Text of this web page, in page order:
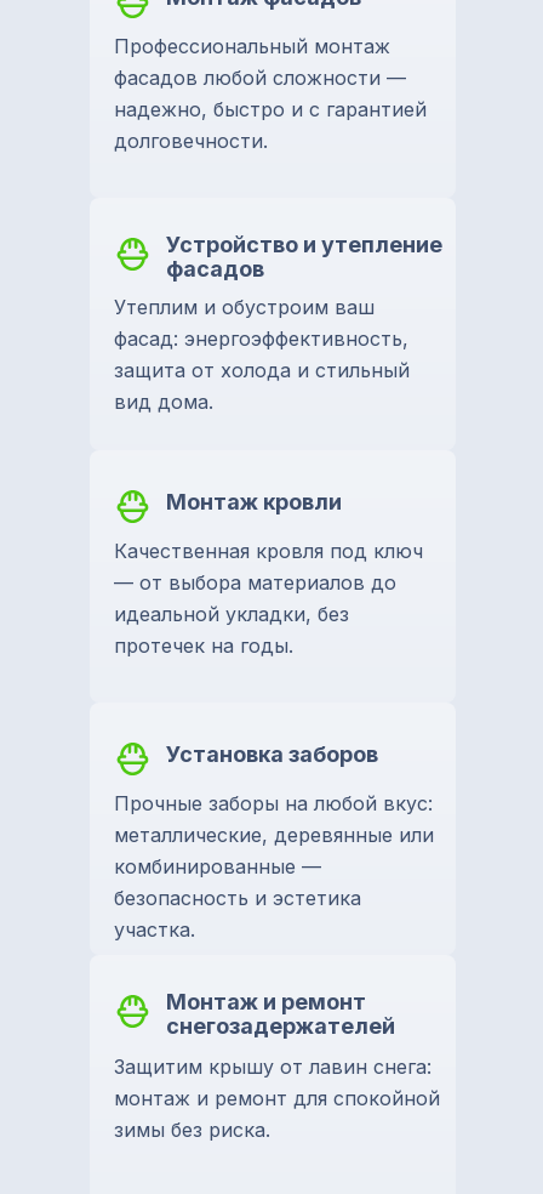
Профессиональный монтаж
фасадов любой сложности —
надежно, быстро и с гарантией
долговечности.
Устройство и утепление
фасадов
Утеплим и обустроим ваш
фасад: энергоэффективность,
защита от холода и стильный
вид дома.
Монтаж кровли
Качественная кровля под ключ
— от выбора материалов до
идеальной укладки, без
протечек на годы.
Установка заборов
Прочные заборы на любой вкус:
металлические, деревянные или
комбинированные —
безопасность и эстетика
участка.
Монтаж и ремонт
снегозадержателей
Защитим крышу от лавин снега:
монтаж и ремонт для спокойной
зимы без риска.